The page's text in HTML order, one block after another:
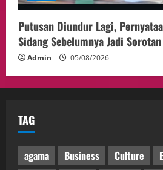
Putusan Diundur Lagi,
Sidang Sebelumnya Jadi Sorotan
Admin 05/08/2026
TAG
agama Business Culture